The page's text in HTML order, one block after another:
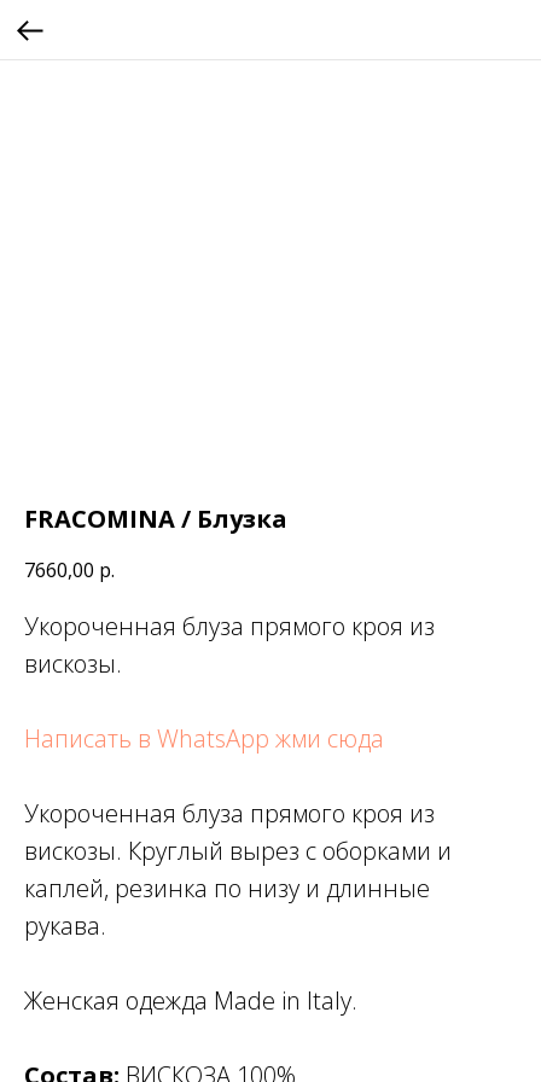
FRACOMINA / Блузка
7660,00 р.
Укороченная блуза прямого кроя из
вискозы.
Написать в WhatsApp жми сюда
Укороченная блуза прямого кроя из
вискозы. Круглый вырез с оборками и
каплей, резинка по низу и длинные
рукава.
Женская одежда Made in Italy.